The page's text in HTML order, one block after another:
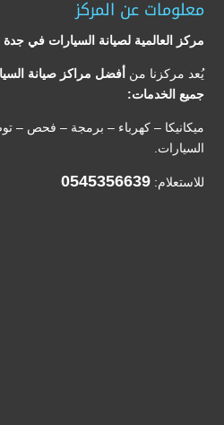
معلومات عن المركز
مركز العالمية لصيانة السيارات في جدة
يُعد مركزنا من أفضل مراكز صيانة
جميع الخدمات:
ميكانيكا – كهرباء – برمجة – فحص –
السيارات.
للاستعلام: 0545356639